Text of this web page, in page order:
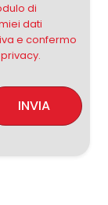
di
dati
e confermo
INVIA